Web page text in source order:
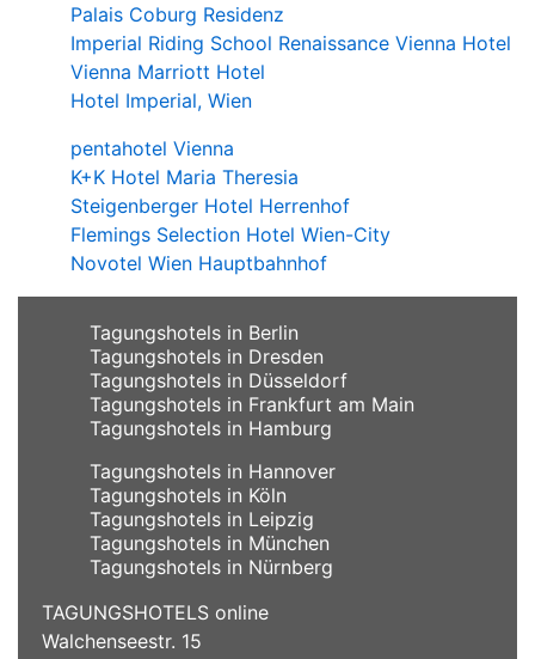
Palais Coburg Residenz
Imperial Riding School Renaissance Vienna Hotel
Vienna Marriott Hotel
Hotel Imperial, Wien
pentahotel Vienna
K+K Hotel Maria Theresia
Steigenberger Hotel Herrenhof
Flemings Selection Hotel Wien-City
Novotel Wien Hauptbahnhof
Tagungshotels in Berlin
Tagungshotels in Dresden
Tagungshotels in Düsseldorf
Tagungshotels in Frankfurt am Main
Tagungshotels in Hamburg
Tagungshotels in Hannover
Tagungshotels in Köln
Tagungshotels in Leipzig
Tagungshotels in München
Tagungshotels in Nürnberg
TAGUNGSHOTELS online
Walchenseestr. 15